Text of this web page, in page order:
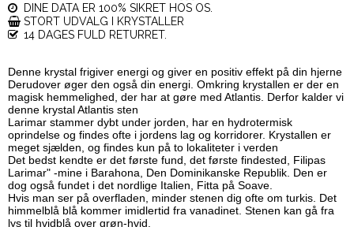
DINE DATA ER 100% SIKRET HOS OS.
STORT UDVALG I KRYSTALLER
14 DAGES FULD RETURRET.
Denne krystal frigiver energi og giver en positiv effekt på din hjerne
Derudover øger den også din energi. Omkring krystallen er der en
magisk hemmelighed, der har at gøre med Atlantis. Derfor kalder vi
denne krystal Atlantis sten
Larimar stammer dybt under jorden, har en hydrotermisk
oprindelse og findes ofte i jordens lag og korridorer. Krystallen er
meget sjælden, og findes kun på to lokaliteter i verden
Det bedst kendte er det første fund, det første findested, Filipas
Larimar" -mine i Barahona, Den Dominikanske Republik. Den er
dog også fundet i det nordlige Italien, Fitta på Soave.
Hvis man ser på overfladen, minder stenen dig ofte om turkis. Det
himmelblå blå kommer imidlertid fra vanadinet. Stenen kan gå fra
lys til hvidblå over grøn-hvid.